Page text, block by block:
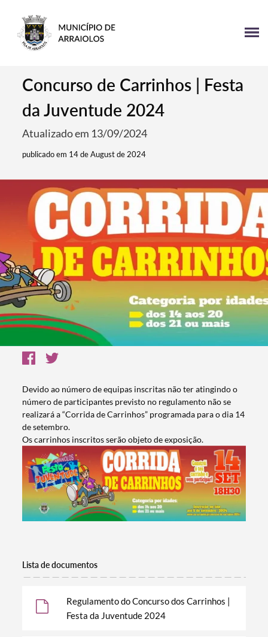
Concurso de Carrinhos | Festa
da Juventude 2024
Atualizado em 13/09/2024
publicado em 14 de August de 2024
Devido ao número de equipas inscritas não ter atingindo o
número de participantes previsto no regulamento não se
realizará a “Corrida de Carrinhos” programada para o dia 14
de setembro.
Os carrinhos inscritos serão objeto de exposição.
Lista de documentos
Regulamento do Concurso dos Carrinhos |
Festa da Juventude 2024